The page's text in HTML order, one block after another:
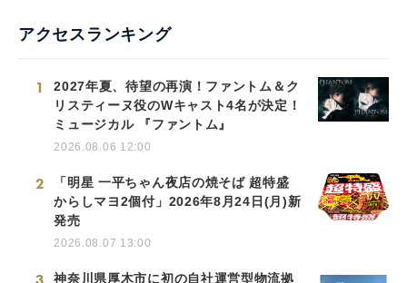
アクセスランキング
1
2027年夏、待望の再演！ファントム＆ク
リスティーヌ役のWキャスト4名が決定！
ミュージカル 『ファントム』
2026.08.06 12:00
2
「明星 一平ちゃん夜店の焼そば 超特盛
からしマヨ2個付」2026年8月24日(月)新
発売
2026.08.07 13:00
神奈川県厚木市に初の自社運営型物流拠